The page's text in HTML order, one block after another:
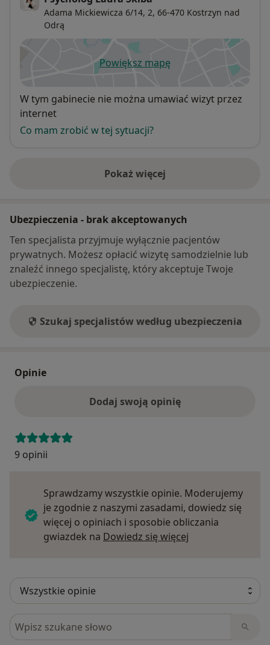
Adama Mickiewicza 6/14, 2, 66-470 Kostrzyn nad
Odrą
Powiększ mapęotwiera się w nowej karcie
Dostępność
W tym gabinecie nie można umawiać wizyt przez
internet
Co mam zrobić w tej sytuacji?
Pokaż więcej
o adresie
Ubezpieczenia - brak akceptowanych
Ten specjalista przyjmuje wyłącznie pacjentów
prywatnych. Możesz opłacić wizytę samodzielnie lub
znaleźć innego specjalistę, który akceptuje Twoje
ubezpieczenie.
Szukaj specjalistów według ubezpieczenia
Opinie
Dodaj swoją opinię
9 opinii
Sprawdzamy wszystkie opinie. Moderujemy
je zgodnie z naszymi zasadami, dowiedz się
więcej o opiniach i sposobie obliczania
gwiazdek na Dowiedz się więcej
Szukaj w opiniach